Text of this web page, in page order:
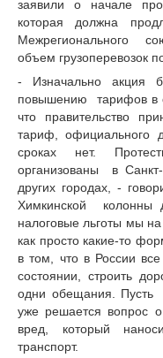
заявили о начале
которая должна
Межрегионального
объем грузоперевозок
- Изначально акция
повышению тарифов в
что правительство
тариф, официального
сроках нет.
организованы в
других городах, -
Химкинской колонны
налоговые льготы мы
как просто какие-то
в том, что в России
состоянии, строить
одни обещания. Пусть
уже решается вопрос
вред, который
транспорт.